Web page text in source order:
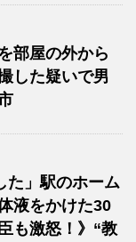
部屋の外から
した疑いで男
た」駅のホーム
液をかけた30
も激怒！》“教